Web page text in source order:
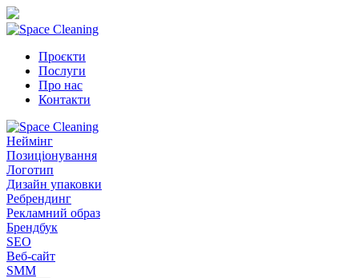
Проєкти
Послуги
Про нас
Контакти
Неймінг
Позиціонування
Логотип
Дизайн упаковки
Ребрендинг
Рекламний образ
Брендбук
SEO
Веб-сайт
SMM